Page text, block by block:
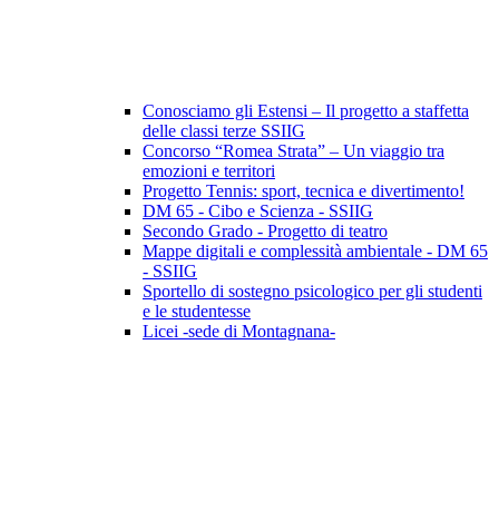
Conosciamo gli Estensi – Il progetto a staffetta
delle classi terze SSIIG
Concorso “Romea Strata” – Un viaggio tra
emozioni e territori
Progetto Tennis: sport, tecnica e divertimento!
DM 65 - Cibo e Scienza - SSIIG
Secondo Grado - Progetto di teatro
Mappe digitali e complessità ambientale - DM 65
- SSIIG
Sportello di sostegno psicologico per gli studenti
e le studentesse
Licei -sede di Montagnana-